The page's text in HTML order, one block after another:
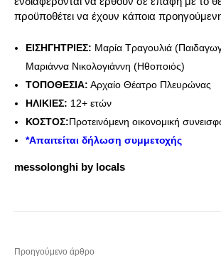
προϋποθέτει να έχουν κάποια
ΕΙΣΗΓΗΤΡΙΕΣ: Μαρία Τραγουλιά
Μαριάννα Νικολογιάννη (Ηθοποιός)
ΤΟΠΟΘΕΣΙΑ: Αρχαίο Θέατρο Πλευρώνας
ΗΛΙΚΙΕΣ: 12+ ετών
ΚΟΣΤΟΣ:Προτεινόμενη οικονομική
*Απαιτείται δήλωση συμμετοχής
messolonghi by locals
Προηγούμενο άρθρο